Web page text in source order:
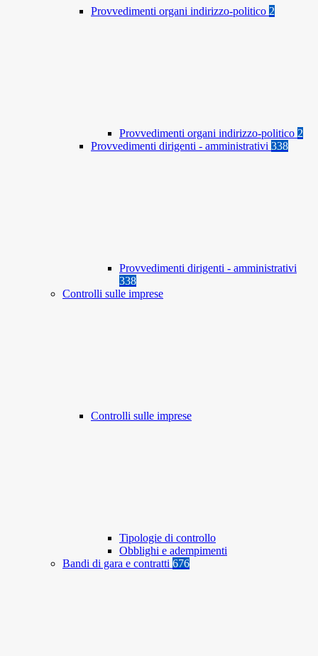
Provvedimenti organi indirizzo-politico 2
Provvedimenti organi indirizzo-politico 2
Provvedimenti dirigenti - amministrativi 338
Provvedimenti dirigenti - amministrativi
338
Controlli sulle imprese
Controlli sulle imprese
Tipologie di controllo
Obblighi e adempimenti
Bandi di gara e contratti 676